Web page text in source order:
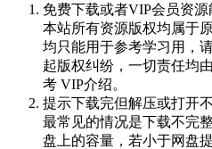
免费下载或者VIP会员资源
本站所有资源版权均属于
均只能用于参考学习用，
起版权纠纷，一切责任均
考 VIP介绍。
提示下载完但解压或打开
最常见的情况是下载不完
盘上的容量，若小于网盘